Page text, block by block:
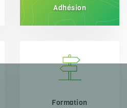
Adhésion
Formation